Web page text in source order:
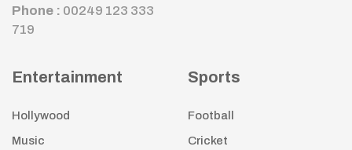
Phone : 00249 123 333
719
Entertainment
Hollywood
Music
Sports
Football
Cricket